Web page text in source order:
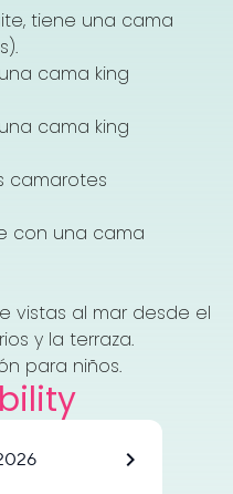
tiene una cama
cama king
cama king
camarotes
con una cama
vistas al mar desde el
y la terraza.
para niños.